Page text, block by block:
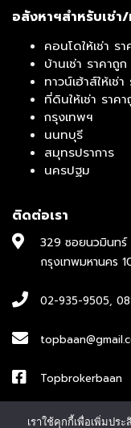
อสังหาฯสำหรับเช่า/
คอนโดให้เช่า รา
บ้านเช่า ราคาถูก
ทาวน์เฮ้าส์ให้เช่
ที่ดินให้เช่า ราคา
กรุงเทพฯ
นนทบุรี
สมุทรปราการ
นครปฐม
ติดต่อเรา
329 ซอยนวมินทร์
กรุงเทพมหานคร
02-935-9505,
Topbrokerbaan
ID : topbroker1
เราใช้คุกกี้เพื่อเพิ่มปร